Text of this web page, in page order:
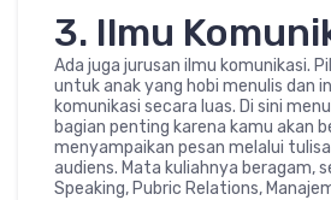
3. Ilmu
Ada juga jurusan ilmu komunikasi.
untuk anak yang hobi menulis dan
komunikasi secara luas. Di sini
bagian penting karena kamu akan
menyampaikan pesan melalui
audiens. Mata kuliahnya beragam,
Speaking, Pubric Relations,